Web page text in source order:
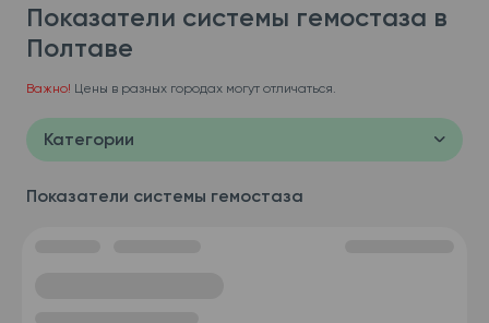
Показатели системы гемостаза в
Полтаве
Важно! Цены в разных городах могут отличаться.
Категории
Показатели системы гемостаза